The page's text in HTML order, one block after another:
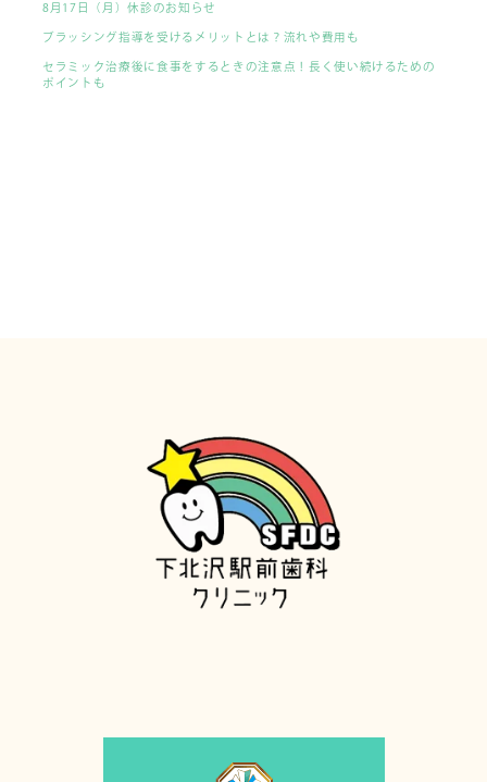
8月17日（月）休診のお知らせ
ブラッシング指導を受けるメリットとは？流れや費用も
セラミック治療後に食事をするときの注意点！長く使い続けるための
ポイントも